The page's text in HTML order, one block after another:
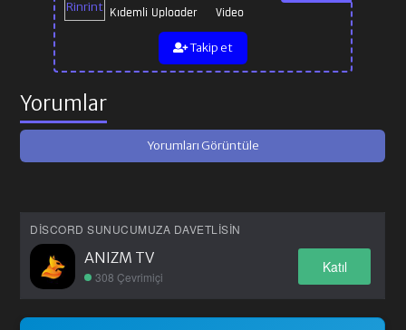
Kıdemli Uploader Video
Takip et
Yorumlar
Yorumları Görüntüle
DISCORD SUNUCUMUZA DAVETLISIN
ANIZM TV
308 Çevrimiçi
Katıl